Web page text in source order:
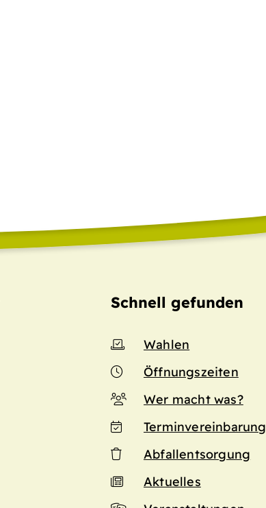
Schnell gefunden
Wahlen
Öffnungszeiten
Wer macht was?
Terminvereinbarung
Abfallentsorgung
Aktuelles